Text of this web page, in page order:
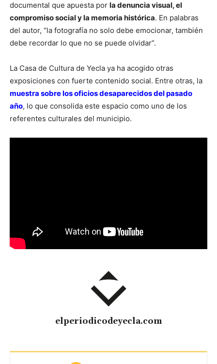
documental que apuesta por la denuncia visual, el
compromiso social y la memoria histórica. En palabras
del autor, “la fotografía no solo debe emocionar, también
debe recordar lo que no se puede olvidar”.
La Casa de Cultura de Yecla ya ha acogido otras
exposiciones con fuerte contenido social. Entre otras, la
muestra sobre los oficios desaparecidos del pasado
año, lo que consolida este espacio como uno de los
referentes culturales del municipio.
elperiodicodeyecla.com